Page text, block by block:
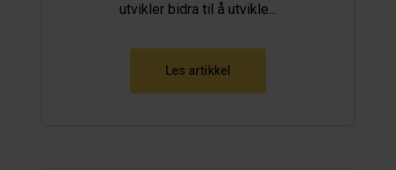
utvikler bidra til å utvikle...
Les artikkel